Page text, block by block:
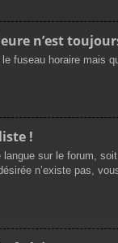
n’est
fuseau horaire mais
!
sur le forum,
n’existe pas,